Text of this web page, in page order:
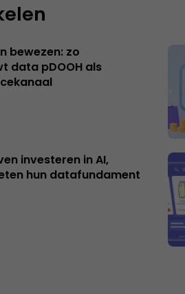
bewezen: zo
data pDOOH als
investeren in AI,
hun datafundament